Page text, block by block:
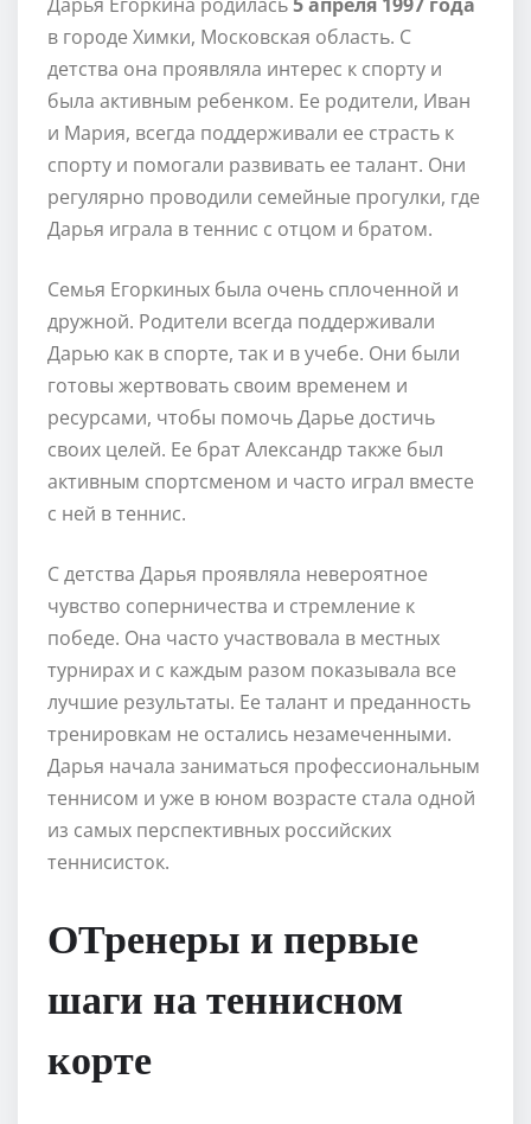
в городе Химки, Московская область. С
детства она проявляла интерес к спорту и
была активным ребенком. Ее родители, Иван
и Мария, всегда поддерживали ее страсть к
спорту и помогали развивать ее талант. Они
регулярно проводили семейные прогулки, где
Дарья играла в теннис с отцом и братом.
Семья Егоркиных была очень сплоченной и
дружной. Родители всегда поддерживали
Дарью как в спорте, так и в учебе. Они были
готовы жертвовать своим временем и
ресурсами, чтобы помочь Дарье достичь
своих целей. Ее брат Александр также был
активным спортсменом и часто играл вместе
с ней в теннис.
С детства Дарья проявляла невероятное
чувство соперничества и стремление к
победе. Она часто участвовала в местных
турнирах и с каждым разом показывала все
лучшие результаты. Ее талант и преданность
тренировкам не остались незамеченными.
Дарья начала заниматься профессиональным
теннисом и уже в юном возрасте стала одной
из самых перспективных российских
теннисисток.
ОТренеры и первые
шаги на теннисном
корте